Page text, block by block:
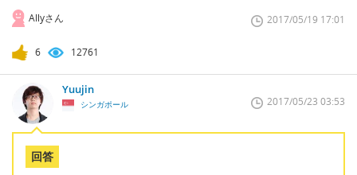
Allyさん 2017/05/19 17:01
6 12761
Yuujin
シンガポール 2017/05/23 03:53
回答